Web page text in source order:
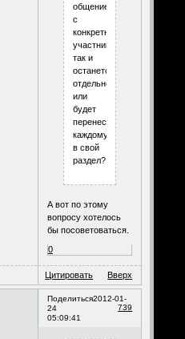
общение
с
конкретными
участниками
так и
останется
отдельно,
или
будет
перенесено
каждому
в свой
раздел?
А вот по этому
вопросу хотелось
бы посоветоваться.
0
Цитировать Вверх
Поделиться
739
2012-01-
24
05:09:41